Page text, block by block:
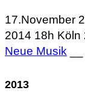
17.November
2014 18h Köln
Neue Musik
2013